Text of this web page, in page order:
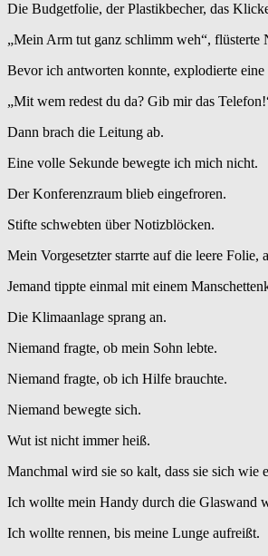
Die Budgetfolie, der Plastikbecher, das
„Mein Arm tut ganz schlimm weh“, flüsterte
Bevor ich antworten konnte, explodierte
„Mit wem redest du da? Gib mir das
Dann brach die Leitung ab.
Eine volle Sekunde bewegte ich mich nicht.
Der Konferenzraum blieb eingefroren.
Stifte schwebten über Notizblöcken.
Mein Vorgesetzter starrte auf die leere Folie,
Jemand tippte einmal mit einem
Die Klimaanlage sprang an.
Niemand fragte, ob mein Sohn lebte.
Niemand fragte, ob ich Hilfe brauchte.
Niemand bewegte sich.
Wut ist nicht immer heiß.
Manchmal wird sie so kalt, dass sie sich wie
Ich wollte mein Handy durch die Glaswand
Ich wollte rennen, bis meine Lunge aufreißt.